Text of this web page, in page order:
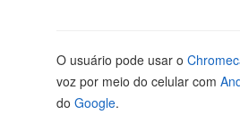
O usuário pode usar o
voz por meio do celular com
do Google.